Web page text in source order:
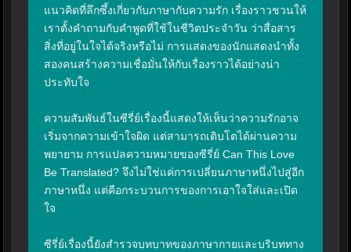
แนวคิดที่ลึกซึ้งเกี่ยวกับภาษากับความรัก เรื่องราวชวนให้
เราตั้งคำถามกับคำพูดที่ใช้ในชีวิตประจำวัน ว่าสื่อสาร
สิ่งที่อยู่ในใจได้จริงหรือไม่ การแสดงของนักแสดงนำทั้ง
สองคนสร้างความเชื่อมั่นให้กับเรื่องราวได้อย่างน่า
ประทับใจ
ความสัมพันธ์ในซีรี่ย์เรื่องนี้แสดงให้เห็นว่าความรักอาจ
เริ่มจากความเข้าใจผิด แต่สามารถเติบโตได้ผ่านความ
พยายาม การแปลความหมายของซีรี่ย์ Can This Love
Be Translated? จึงไม่ใช่แค่การเปลี่ยนภาษาหนึ่งไปสู่อีก
ภาษาหนึ่ง แต่คือกระบวนการของการเอาใจใส่และเปิด
ใจ
ซีรี่ย์เรื่องนี้ยังสำรวจบทบาทของภาษากายและบริบททาง